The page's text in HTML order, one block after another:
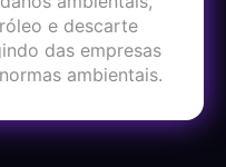
e descarte
das empresas
ambientais.